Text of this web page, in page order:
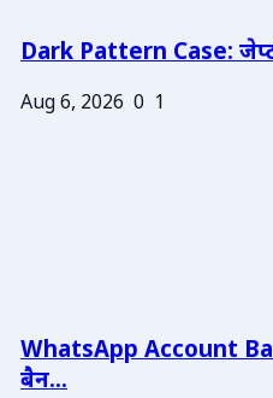
Dark Pattern Case:
Aug 6, 2026 0 1
WhatsApp Account
बैन...